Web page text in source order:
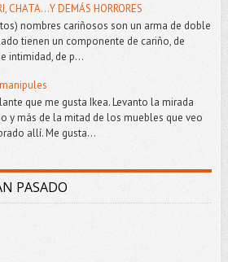
CHATA...Y DEMÁS HORRORES
nombres cariñosos son un arma de doble
tienen un componente de cariño, de
intimidad, de p...
que me gusta Ikea. Levanto la mirada
y más de la mitad de los muebles que veo
allí. Me gusta...
PASADO